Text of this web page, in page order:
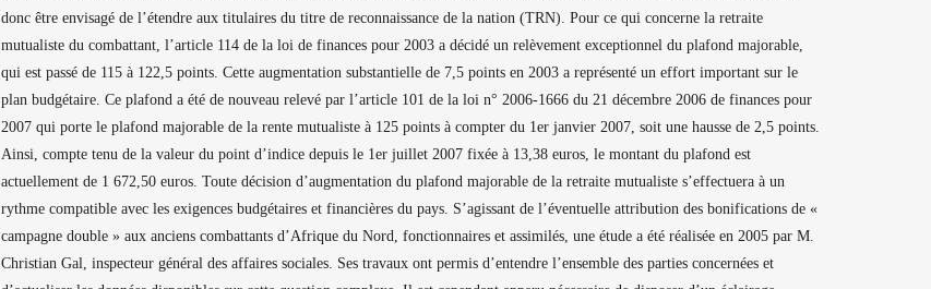
donc être envisagé de l’étendre aux titulaires du titre de reconnaissance de la nation (TRN). Pour ce qui concerne la retraite
mutualiste du combattant, l’article 114 de la loi de finances pour 2003 a décidé un relèvement exceptionnel du plafond majorable,
qui est passé de 115 à 122,5 points. Cette augmentation substantielle de 7,5 points en 2003 a représenté un effort important sur le
plan budgétaire. Ce plafond a été de nouveau relevé par l’article 101 de la loi n° 2006-1666 du 21 décembre 2006 de finances pour
2007 qui porte le plafond majorable de la rente mutualiste à 125 points à compter du 1er janvier 2007, soit une hausse de 2,5 points.
Ainsi, compte tenu de la valeur du point d’indice depuis le 1er juillet 2007 fixée à 13,38 euros, le montant du plafond est
actuellement de 1 672,50 euros. Toute décision d’augmentation du plafond majorable de la retraite mutualiste s’effectuera à un
rythme compatible avec les exigences budgétaires et financières du pays. S’agissant de l’éventuelle attribution des bonifications de «
campagne double » aux anciens combattants d’Afrique du Nord, fonctionnaires et assimilés, une étude a été réalisée en 2005 par M.
Christian Gal, inspecteur général des affaires sociales. Ses travaux ont permis d’entendre l’ensemble des parties concernées et